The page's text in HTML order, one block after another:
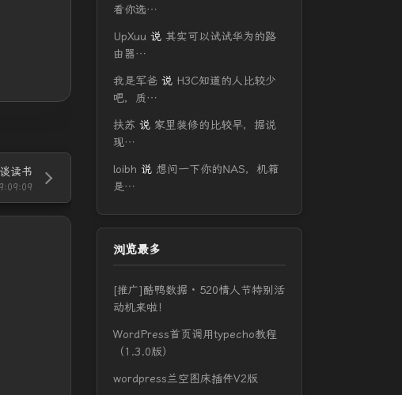
读书
看你选…
UpXuu 说 其实可以试试华为的路
由器…
我是军爸 说 H3C知道的人比较少
吧，质…
扶苏 说 家里装修的比较早，据说
现…
loibh 说 想问一下你的NAS，机箱
是…
浏览最多
[推广]酷鸭数据 · 520情人节特别活
动机来啦！
WordPress首页调用typecho教程
（1.3.0版）
wordpress兰空图床插件V2版